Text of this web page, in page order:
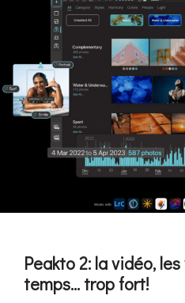
Peakto 2: la vidéo,
temps… trop fort!